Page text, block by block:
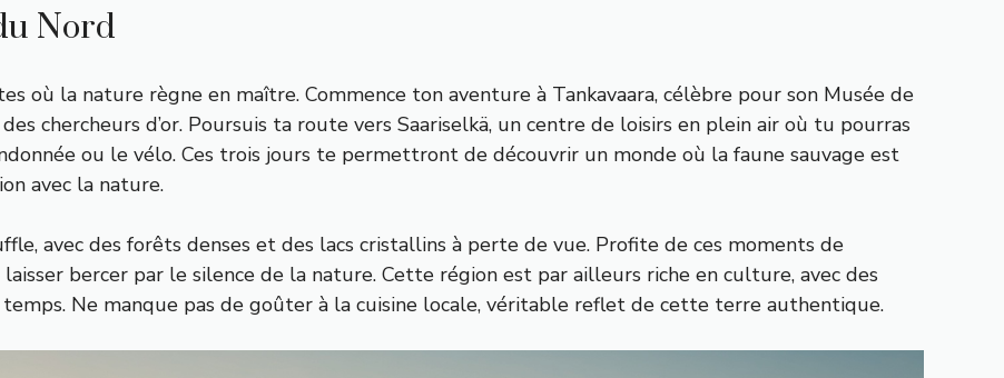
Nord
où la nature règne en maître. Commence ton aventure à Tankavaara, célèbre pour son Musée de
chercheurs d’or. Poursuis ta route vers Saariselkä, un centre de loisirs en plein air où tu pourras
ou le vélo. Ces trois jours te permettront de découvrir un monde où la faune sauvage est
avec la nature.
avec des forêts denses et des lacs cristallins à perte de vue. Profite de ces moments de
bercer par le silence de la nature. Cette région est par ailleurs riche en culture, avec des
Ne manque pas de goûter à la cuisine locale, véritable reflet de cette terre authentique.